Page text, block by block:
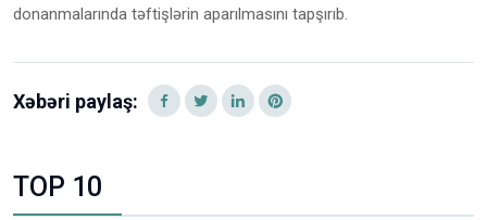
donanmalarında təftişlərin aparılmasını tapşırıb.
Xəbəri paylaş:
TOP 10